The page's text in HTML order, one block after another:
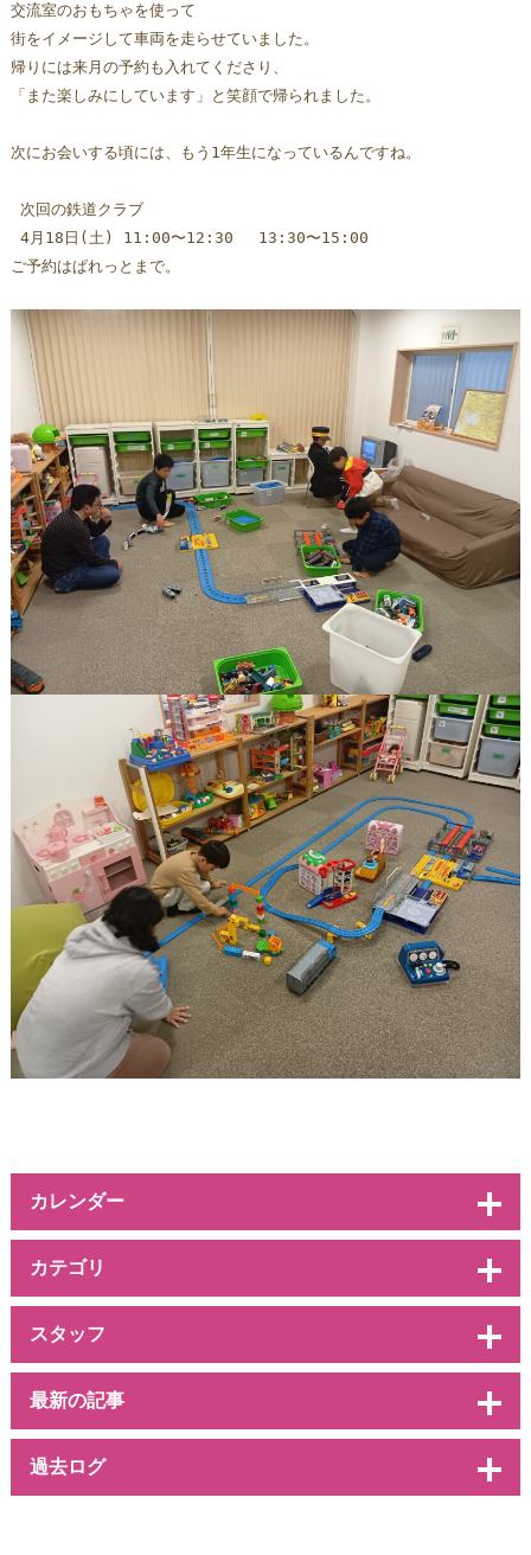
交流室のおもちゃを使って
街をイメージして車両を走らせていました。
帰りには来月の予約も入れてくださり、
「また楽しみにしています」と笑顔で帰られました。
次にお会いする頃には、もう1年生になっているんですね。
次回の鉄道クラブ
4月18日(土) 11:00〜12:30 　13:30〜15:00
ご予約はぱれっとまで。
カレンダー
カテゴリ
スタッフ
最新の記事
過去ログ